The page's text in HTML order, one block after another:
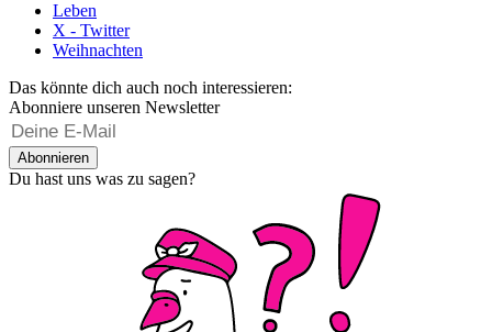
Leben
X - Twitter
Weihnachten
Das könnte dich auch noch interessieren:
Abonniere unseren Newsletter
Abonnieren
Du hast uns was zu sagen?